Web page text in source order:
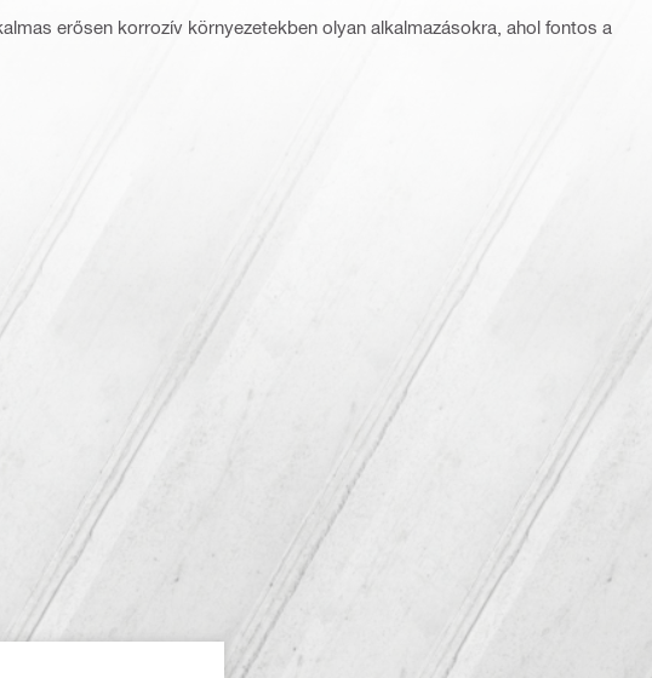
erősen korrozív környezetekben olyan alkalmazásokra, ahol fontos a